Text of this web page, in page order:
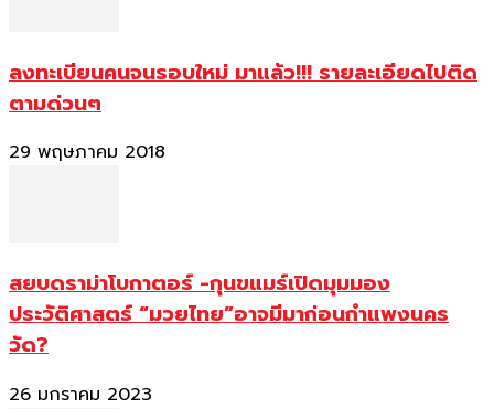
ลงทะเบียนคนจนรอบใหม่ มาแล้ว!!! รายละเอียดไปติด
ตามด่วนๆ
29 พฤษภาคม 2018
สยบดราม่าโบกาตอร์ -กุนขแมร์เปิดมุมมอง
ประวัติศาสตร์ “มวยไทย”อาจมีมาก่อนกำแพงนคร
วัด?
26 มกราคม 2023